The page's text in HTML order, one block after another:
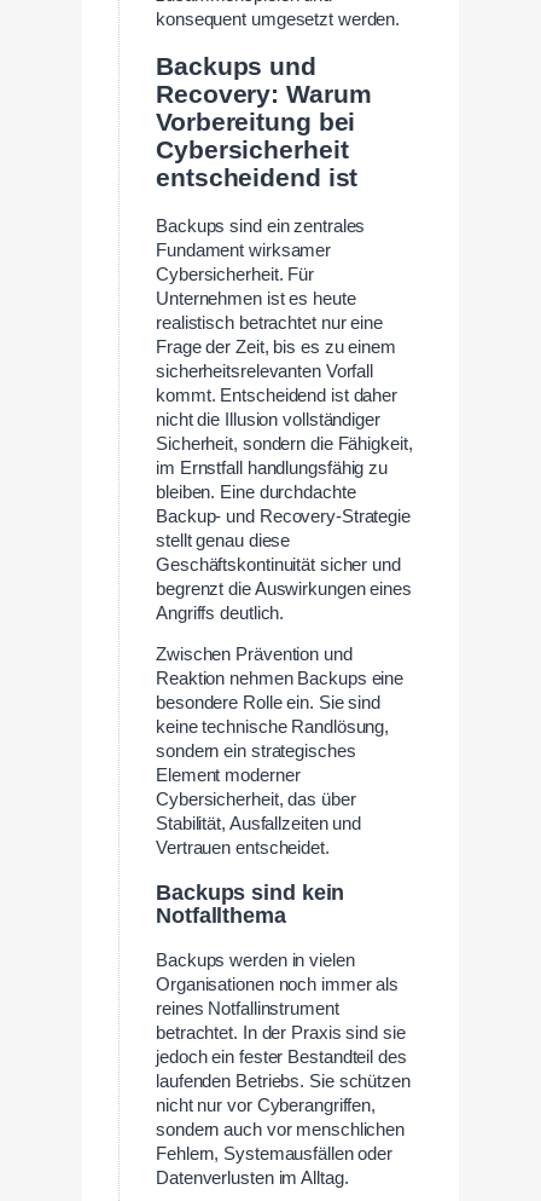
konsequent umgesetzt werden.
Backups und
Recovery: Warum
Vorbereitung bei
Cybersicherheit
entscheidend ist
Backups sind ein zentrales
Fundament wirksamer
Cybersicherheit. Für
Unternehmen ist es heute
realistisch betrachtet nur eine
Frage der Zeit, bis es zu einem
sicherheitsrelevanten Vorfall
kommt. Entscheidend ist daher
nicht die Illusion vollständiger
Sicherheit, sondern die Fähigkeit,
im Ernstfall handlungsfähig zu
bleiben. Eine durchdachte
Backup- und Recovery-Strategie
stellt genau diese
Geschäftskontinuität sicher und
begrenzt die Auswirkungen eines
Angriffs deutlich.
Zwischen Prävention und
Reaktion nehmen Backups eine
besondere Rolle ein. Sie sind
keine technische Randlösung,
sondern ein strategisches
Element moderner
Cybersicherheit, das über
Stabilität, Ausfallzeiten und
Vertrauen entscheidet.
Backups sind kein
Notfallthema
Backups werden in vielen
Organisationen noch immer als
reines Notfallinstrument
betrachtet. In der Praxis sind sie
jedoch ein fester Bestandteil des
laufenden Betriebs. Sie schützen
nicht nur vor Cyberangriffen,
sondern auch vor menschlichen
Fehlern, Systemausfällen oder
Datenverlusten im Alltag.